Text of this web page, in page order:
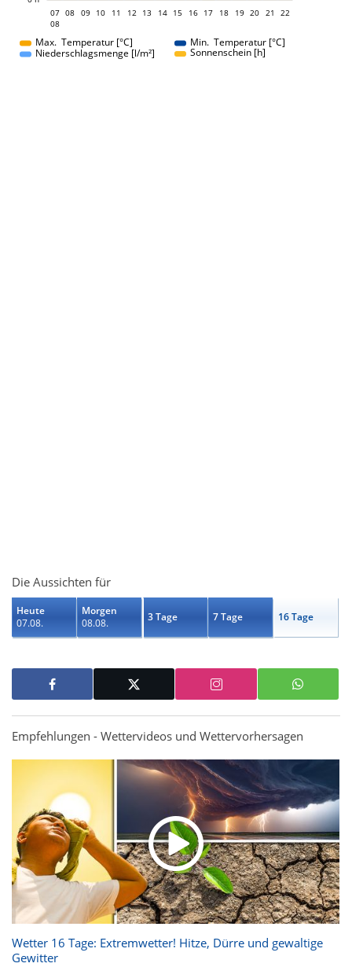
07
07
08
08 09 10 11 12 13 14 15 16 17 18 19 20 21 22
Max. Temperatur [°C]
Min. Temperatur [°C]
Niederschlagsmenge [l/m²]
Sonnenschein [h]
Die Aussichten für
Heute
07.08.
Morgen
08.08.
3 Tage 7 Tage 16 Tage
Empfehlungen - Wettervideos und Wettervorhersagen
Wetter 16 Tage: Extremwetter! Hitze, Dürre und gewaltige
Gewitter